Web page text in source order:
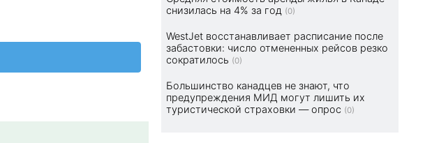
снизилась на 4% за год (0)
WestJet восстанавливает расписание после
забастовки: число отмененных рейсов резко
сократилось (0)
Большинство канадцев не знают, что
предупреждения МИД могут лишить их
туристической страховки — опрос (0)